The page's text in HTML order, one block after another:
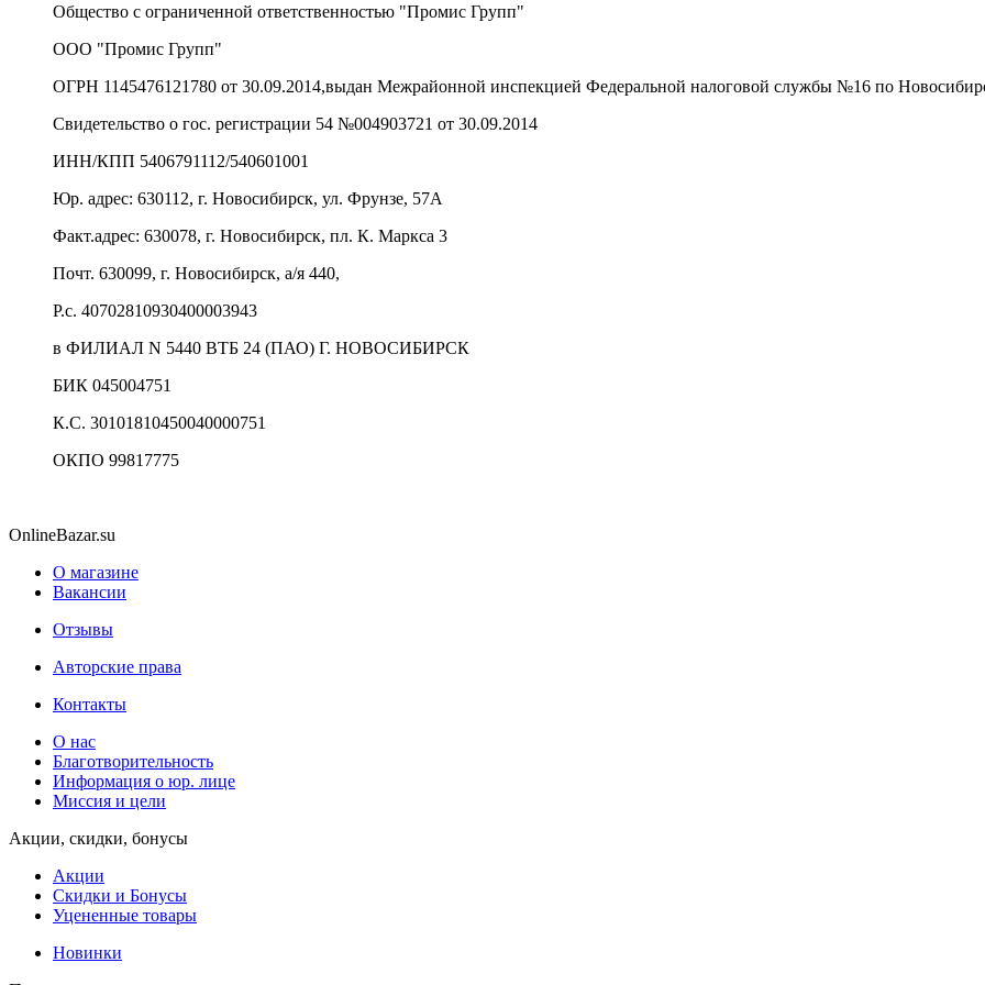
Общество с ограниченной ответственностью "Промис Групп"
ООО "Промис Групп"
ОГРН 1145476121780 от 30.09.2014,выдан Межрайонной инспекцией Федеральной налоговой службы №16 по
Свидетельство о гос. регистрации 54 №004903721 от 30.09.2014
ИНН/КПП 5406791112/540601001
Юр. адрес: 630112, г. Новосибирск, ул. Фрунзе, 57А
Факт.адрес: 630078, г. Новосибирск, пл. К. Маркса 3
Почт. 630099, г. Новосибирск, а/я 440,
Р.с. 40702810930400003943
в ФИЛИАЛ N 5440 ВТБ 24 (ПАО) Г. НОВОСИБИРСК
БИК 045004751
К.С. 30101810450040000751
ОКПО 99817775
OnlineBazar.su
О магазине
Вакансии
Отзывы
Авторские права
Контакты
О нас
Благотворительность
Информация о юр. лице
Миссия и цели
Акции, скидки, бонусы
Акции
Скидки и Бонусы
Уцененные товары
Новинки